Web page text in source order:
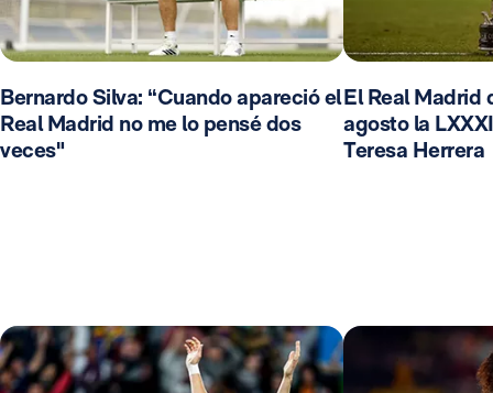
Bernardo Silva: “Cuando apareció el
Real Madrid no me lo pensé dos
veces"
El Real Madrid
agosto la
Teresa Herrera